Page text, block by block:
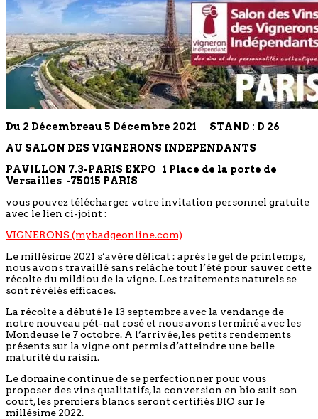
Du 2 Décembreau 5 Décembre 2021 STAND : D 26
AU SALON DES VIGNERONS INDEPENDANTS
PAVILLON 7.3-PARIS EXPO 1 Place de la porte de
Versailles -75015 PARIS
vous pouvez télécharger votre invitation personnel gratuite
avec le lien ci-joint :
VIGNERONS (mybadgeonline.com)
Le millésime 2021 s’avère délicat : après le gel de printemps,
nous avons travaillé sans relâche tout l’été pour sauver cette
récolte du mildiou de la vigne. Les traitements naturels se
sont révélés efficaces.
La récolte a débuté le 13 septembre avec la vendange de
notre nouveau pét-nat rosé et nous avons terminé avec les
Mondeuse le 7 octobre. A l’arrivée, les petits rendements
présents sur la vigne ont permis d’atteindre une belle
maturité du raisin.
Le domaine continue de se perfectionner pour vous
proposer des vins qualitatifs, la conversion en bio suit son
court, les premiers blancs seront certifiés BIO sur le
millésime 2022.